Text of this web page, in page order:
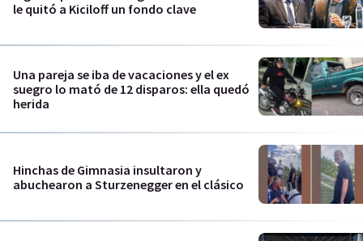
le quitó a Kiciloff un fondo clave
Una pareja se iba de vacaciones y el ex
suegro lo mató de 12 disparos: ella quedó
herida
Hinchas de Gimnasia insultaron y
abuchearon a Sturzenegger en el clásico